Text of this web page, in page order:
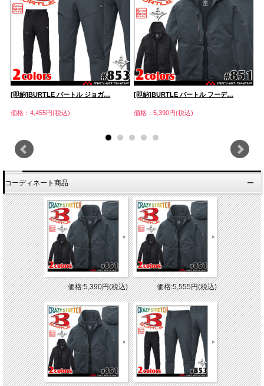
[即納]BURTLE バートル ジョガ…
価格：4,455円(税込)
[即納]BURTLE バートル フーデ…
価格：5,390円(税込)
コーディネート商品
価格:5,390円(税込) 価格:5,555円(税込)